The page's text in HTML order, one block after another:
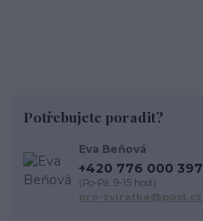
Potřebujete poradit?
Eva Beňová
+420 776 000 397
(Po-Pá, 9-15 hod.)
pro-zviratka@post.cz